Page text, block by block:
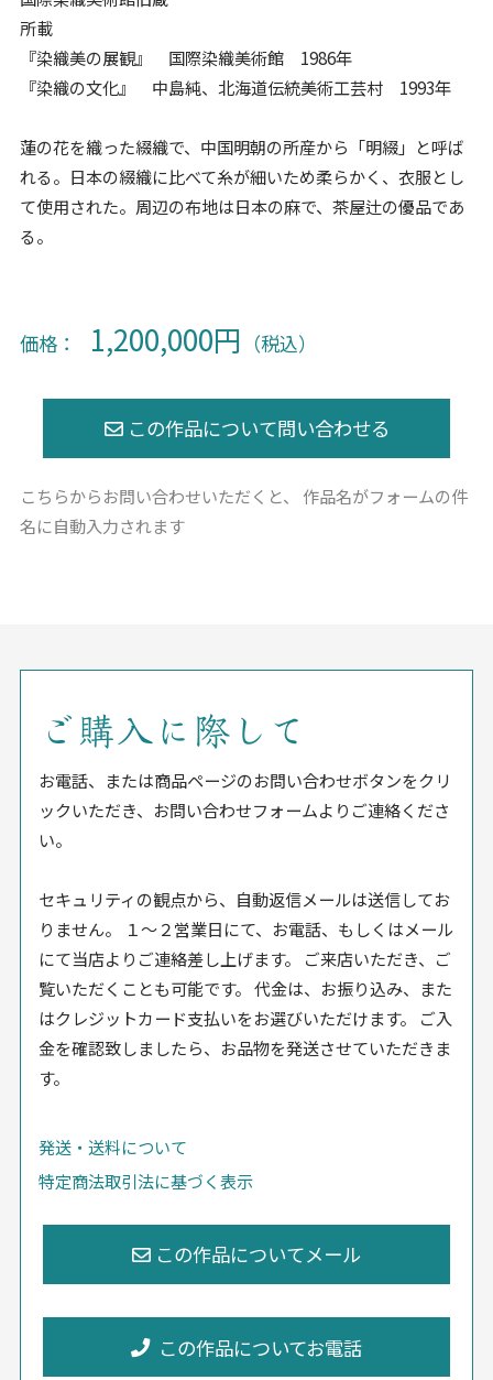
所載
『染織美の展観』 国際染織美術館 1986年
『染織の文化』 中島純、北海道伝統美術工芸村 1993年
蓮の花を織った綴織で、中国明朝の所産から「明綴」と呼ば
れる。日本の綴織に比べて糸が細いため柔らかく、衣服とし
て使用された。周辺の布地は日本の麻で、茶屋辻の優品であ
る。
価格： 1,200,000円 （税込）
こちらからお問い合わせいただくと、
作品名がフォームの件
名に自動入力されます
ご購入に際して
お電話、または商品ページのお問い合わせボタンをクリ
ックいただき、お問い合わせフォームよりご連絡くださ
い。
セキュリティの観点から、自動返信メールは送信してお
りません。 １〜２営業日にて、お電話、もしくはメール
にて当店よりご連絡差し上げます。 ご来店いただき、ご
覧いただくことも可能です。 代金は、お振り込み、また
はクレジットカード支払いをお選びいただけます。 ご入
金を確認致しましたら、お品物を発送させていただきま
す。
発送・送料について
特定商法取引法に基づく表示
この作品についてお電話